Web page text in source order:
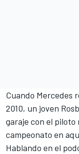
Cuando Mercedes
2010, un joven
garaje con el piloto
campeonato en
Hablando en el